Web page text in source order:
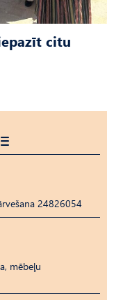
citu
24826054
mēbeļu